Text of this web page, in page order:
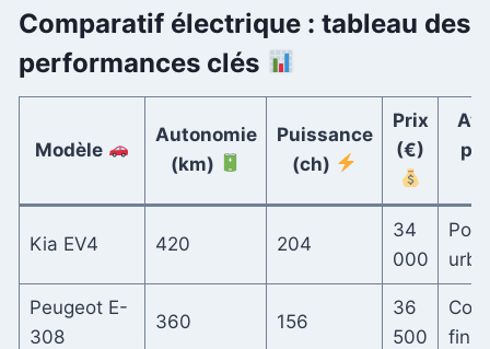
Comparatif électrique : tableau des
performances clés
Modèle
Autonomie
(km)
Puissance
(ch)
Prix
(€)
Kia EV4 420 204
34
000
Peugeot E-
308
360 156
36
500